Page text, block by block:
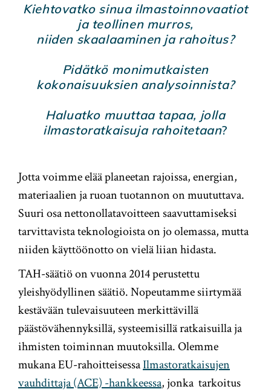
Kiehtovatko sinua ilmastoinnovaatiot
ja teollinen murros,
niiden skaalaaminen ja rahoitus?
Pidätkö monimutkaisten
kokonaisuuksien analysoinnista?
Haluatko muuttaa tapaa, jolla
ilmastoratkaisuja rahoitetaan?
Jotta voimme elää planeetan rajoissa, energian,
materiaalien ja ruoan tuotannon on muututtava.
Suuri osa nettonollatavoitteen saavuttamiseksi
tarvittavista teknologioista on jo olemassa, mutta
niiden käyttöönotto on vielä liian hidasta.
TAH-säätiö on vuonna 2014 perustettu
yleishyödyllinen säätiö. Nopeutamme siirtymää
kestävään tulevaisuuteen merkittävillä
päästövähennyksillä, systeemisillä ratkaisuilla ja
ihmisten toiminnan muutoksilla. Olemme
mukana EU-rahoitteisessaIlmastoratkaisujen
vauhdittaja (ACE) -hankkeessa, jonka tarkoitus